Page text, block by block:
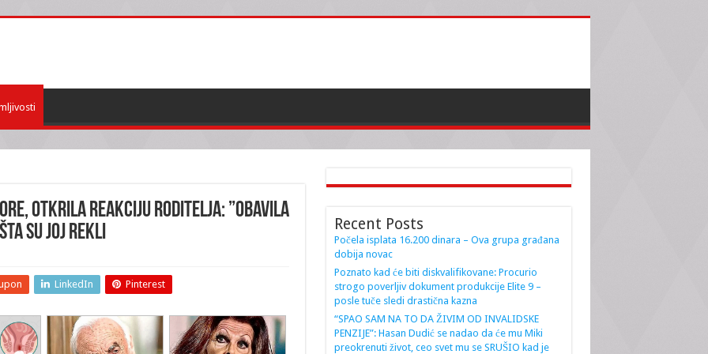
OTKRILA REAKCIJU RODITELJA: ”Obavila
SU JOJ REKLI
LinkedIn Pinterest
Recent Posts
Počela isplata 16.200 dinara – Ova grupa građana
dobija novac
Poznato kad će biti diskvalifikovane: Procurio
strogo poverljiv dokument produkcije Elite 9 –
posle tuče sledi drastična kazna
“SPAO SAM NA TO DA ŽIVIM OD INVALIDSKE
PENZIJE”: Hasan Dudić se nadao da će mu Miki
preokrenuti život, ceo svet mu se SRUŠIO kad je